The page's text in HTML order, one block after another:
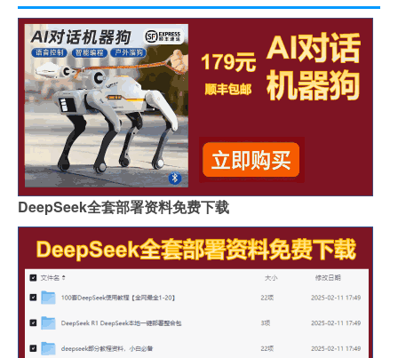
DeepSeek全套部署资料免费下载